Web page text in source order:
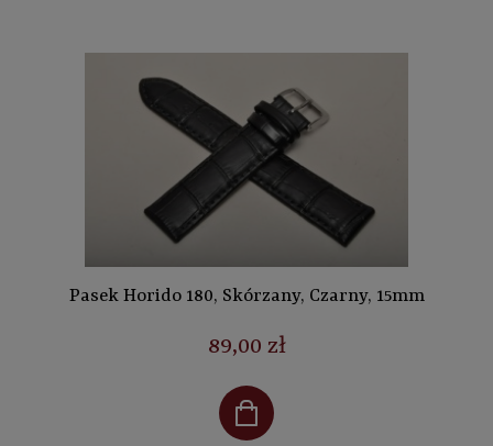
Pasek Horido 180, Skórzany, Czarny, 15mm
89,00 zł